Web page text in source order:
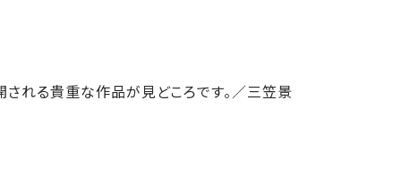
れる貴重な作品が見どころです。／三笠景